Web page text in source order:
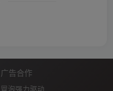
广告合作
冒泡 强力驱动.